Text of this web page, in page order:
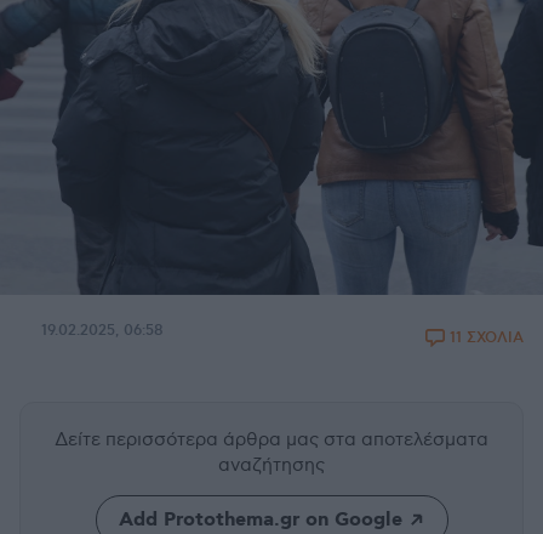
19.02.2025, 06:58 11 ΣΧΟΛΙΑ
Δείτε περισσότερα άρθρα μας στα αποτελέσματα
αναζήτησης
Add Protothema.gr on Google